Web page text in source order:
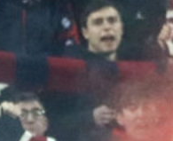
“Una
come lui al